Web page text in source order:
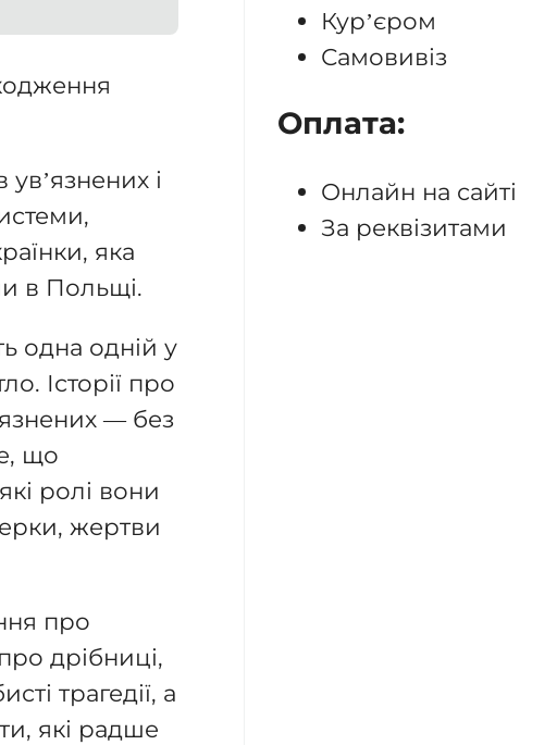
і
яка
в Польщі.
одна одній у
Історії про
— без
що
ролі вони
жертви
про
дрібниці,
трагедії, а
які радше
Кур’єром
Самовивіз
Оплата:
Онлайн на сайті
За реквізитами